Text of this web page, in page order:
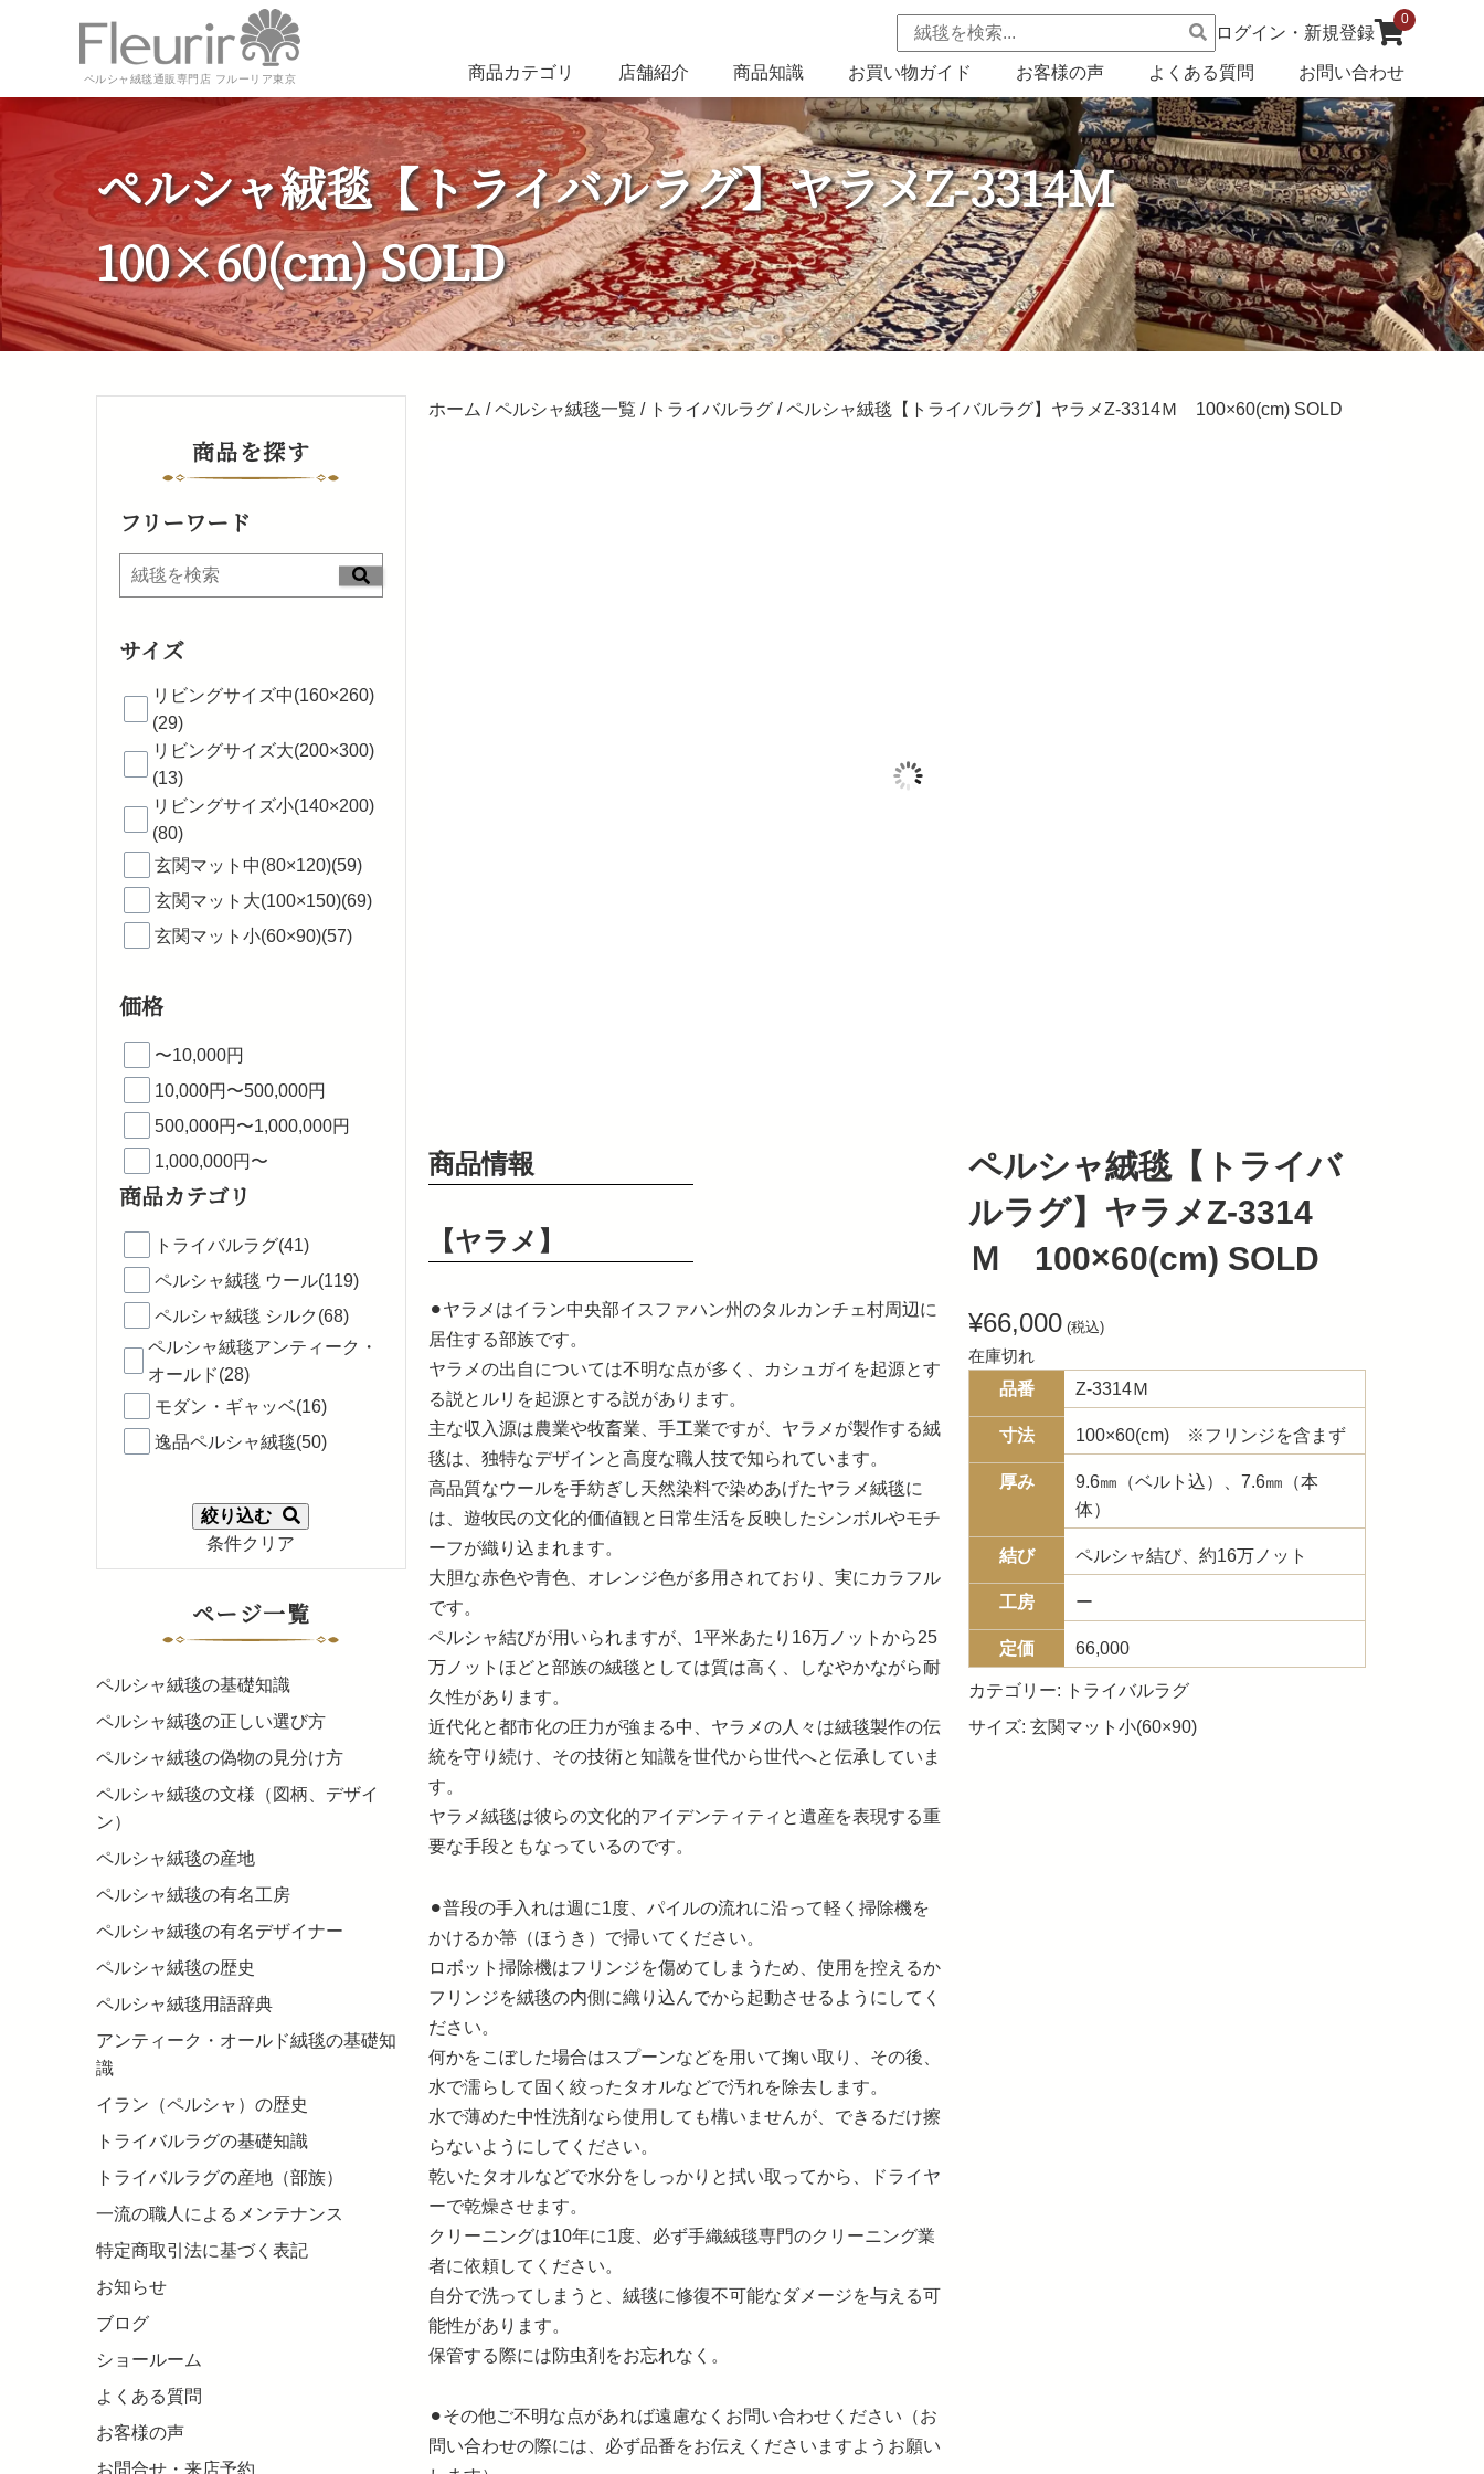
ペルシャ絨毯通販専門店 フルーリア東京
ログイン・新規登録
0
商品カテゴリ 店舗紹介 商品知識 お買い物ガイド お客様の声 よくある質問 お問い合わせ
ペルシャ絨毯【トライバルラグ】ヤラメZ-3314Ｍ
100×60(cm) SOLD
ホーム /ペルシャ絨毯一覧 / トライバルラグ/ ペルシャ絨毯【トライバルラグ】ヤラメZ-3314Ｍ 100×60(cm) SOLD
ペルシャ絨毯【トライバ
ルラグ】ヤラメZ-3314
Ｍ 100×60(cm) SOLD
¥66,000 (税込)
在庫切れ
品番 Z-3314Ｍ
寸法 100×60(cm) ※フリンジを含まず
厚み
9.6㎜（ベルト込）、7.6㎜（本
体）
結び ペルシャ結び、約16万ノット
工房 ー
定価 66,000
カテゴリー:
トライバルラグ
サイズ:玄関マット小(60×90)
商品情報
【ヤラメ】
⚫︎ヤラメはイラン中央部イスファハン州のタルカンチェ村周辺に
居住する部族です。
ヤラメの出自については不明な点が多く、カシュガイを起源とす
る説とルリを起源とする説があります。
主な収入源は農業や牧畜業、手工業ですが、ヤラメが製作する絨
毯は、独特なデザインと高度な職人技で知られています。
高品質なウールを手紡ぎし天然染料で染めあげたヤラメ絨毯に
は、遊牧民の文化的価値観と日常生活を反映したシンボルやモチ
ーフが織り込まれます。
大胆な赤色や青色、オレンジ色が多用されており、実にカラフル
です。
ペルシャ結びが用いられますが、1平米あたり16万ノットから25
万ノットほどと部族の絨毯としては質は高く、しなやかながら耐
久性があります。
近代化と都市化の圧力が強まる中、ヤラメの人々は絨毯製作の伝
統を守り続け、その技術と知識を世代から世代へと伝承していま
す。
ヤラメ絨毯は彼らの文化的アイデンティティと遺産を表現する重
要な手段ともなっているのです。
⚫︎普段の手入れは週に1度、パイルの流れに沿って軽く掃除機を
かけるか箒（ほうき）で掃いてください。
ロボット掃除機はフリンジを傷めてしまうため、使用を控えるか
フリンジを絨毯の内側に織り込んでから起動させるようにしてく
ださい。
何かをこぼした場合はスプーンなどを用いて掬い取り、その後、
水で濡らして固く絞ったタオルなどで汚れを除去します。
水で薄めた中性洗剤なら使用しても構いませんが、できるだけ擦
らないようにしてください。
乾いたタオルなどで水分をしっかりと拭い取ってから、ドライヤ
ーで乾燥させます。
クリーニングは10年に1度、必ず手織絨毯専門のクリーニング業
者に依頼してください。
自分で洗ってしまうと、絨毯に修復不可能なダメージを与える可
能性があります。
保管する際には防虫剤をお忘れなく。
⚫︎その他ご不明な点があれば遠慮なくお問い合わせください（お
問い合わせの際には、必ず品番をお伝えくださいますようお願い
商品を探す
フリーワード
サイズ
リビングサイズ中(160×260)
(29)
リビングサイズ大(200×300)
(13)
リビングサイズ小(140×200)
(80)
玄関マット中(80×120)(59)
玄関マット大(100×150)(69)
玄関マット小(60×90)(57)
価格
〜10,000円
10,000円〜500,000円
500,000円〜1,000,000円
1,000,000円〜
商品カテゴリ
トライバルラグ(41)
ペルシャ絨毯 ウール(119)
ペルシャ絨毯 シルク(68)
ペルシャ絨毯アンティーク・
オールド(28)
モダン・ギャッベ(16)
逸品ペルシャ絨毯(50)
絞り込む
条件クリア
ページ一覧
ペルシャ絨毯の基礎知識
ペルシャ絨毯の正しい選び方
ペルシャ絨毯の偽物の見分け方
ペルシャ絨毯の文様（図柄、デザイ
ン）
ペルシャ絨毯の産地
ペルシャ絨毯の有名工房
ペルシャ絨毯の有名デザイナー
ペルシャ絨毯の歴史
ペルシャ絨毯用語辞典
アンティーク・オールド絨毯の基礎知
識
イラン（ペルシャ）の歴史
トライバルラグの基礎知識
トライバルラグの産地（部族）
一流の職人によるメンテナンス
特定商取引法に基づく表記
お知らせ
ブログ
ショールーム
よくある質問
お客様の声
お問合せ・来店予約